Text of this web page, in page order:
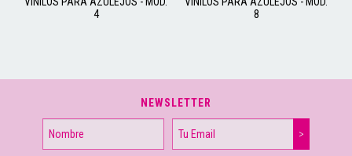
4
8
NEWSLETTER